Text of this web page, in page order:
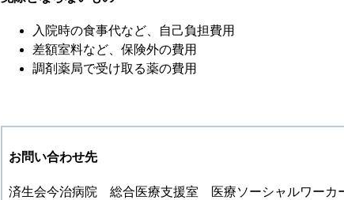
入院時の食事代など、自己負担費用
差額室料など、保険外の費用
調剤薬局で受け取る薬の費用
お問い合わせ先
済生会今治病院 総合医療支援室 医療ソーシャルワーカ